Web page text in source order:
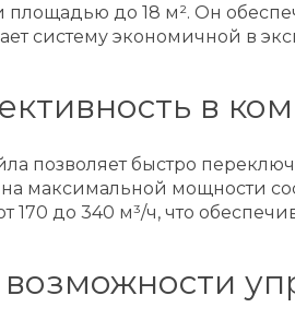
до 18 м². Он
систему экономичной в
в
позволяет быстро
максимальной мощности
170 до 340 м³/ч, что